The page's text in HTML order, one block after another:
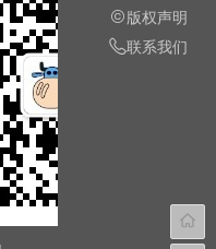
版权声明
联系我们